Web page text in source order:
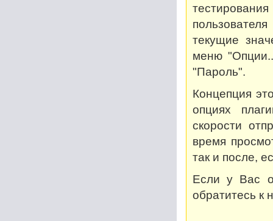
текущие
меню
"Пароль".
Концепция
опциях
скорости
время
так и после,
Если у Вас
обратитесь к